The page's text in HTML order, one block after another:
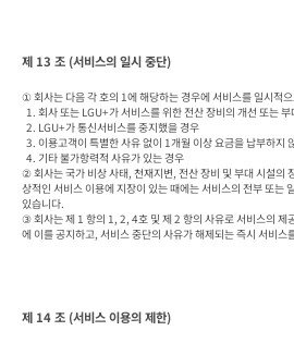
제 13 조 (서비스의 일시 중단)
① 회사는 다음 각 호의 1에 해당하는 경우에 서비스를 일시적
② 회사는 국가 비상 사태, 천재지변, 전산 장비 및 부대 시설의
상적인 서비스 이용에 지장이 있는 때에는 서비스의 전부 또는
있습니다.
③ 회사는 제 1 항의 1, 2, 4호 및 제 2 항의 사유로 서비스의 제
에 이를 공지하고, 서비스 중단의 사유가 해제되는 즉시 서비스
제 14 조 (서비스 이용의 제한)